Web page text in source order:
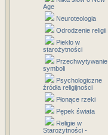
Age
Neuroteologia
Odrodzenie religii
Piekło w
starożytności
Przechwytywanie
symboli
Psychologiczne
źródła religijności
Płonące rzeki
Pępek świata
Religie w
Starożytności -